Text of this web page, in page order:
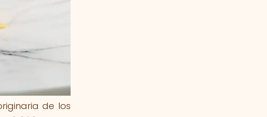
de los